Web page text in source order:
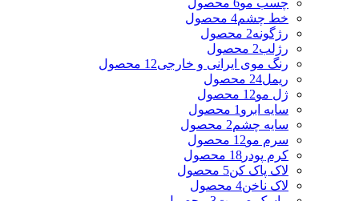
خط چشم4 محصول
رژگونه2 محصول
رژلب2 محصول
رنگ موی ایرانی و خارجی12 محصول
ریمل24 محصول
ژل مو12 محصول
سایه ابرو 1 محصول
سایه چشم2 محصول
سرم مو12 محصول
کرم پودر 18 محصول
لاک پاک کن5 محصول
لاک ناخن4 محصول